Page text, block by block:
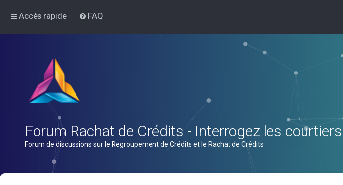
Accès rapide FAQ
Forum Rachat de Crédits - Interrogez les
Forum de discussions sur le Regroupement de Crédits et le Rachat de Crédits